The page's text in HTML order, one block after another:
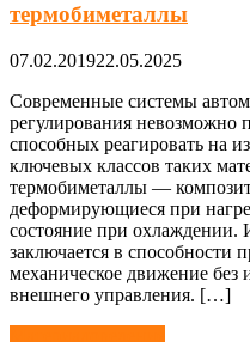
термобиметаллы
07.02.201922.05.2025
Современные системы
регулирования невозможно
способных реагировать на
ключевых классов таких
термобиметаллы —
деформирующиеся при
состояние при охлаждении.
заключается в способности
механическое движение без
внешнего управления. […]